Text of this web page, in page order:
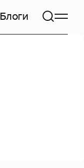
Блоги